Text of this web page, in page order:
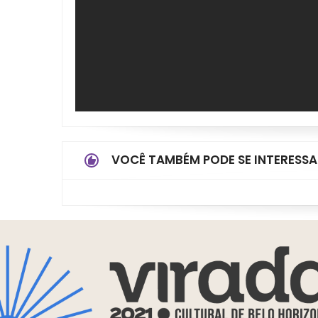
VOCÊ TAMBÉM PODE SE